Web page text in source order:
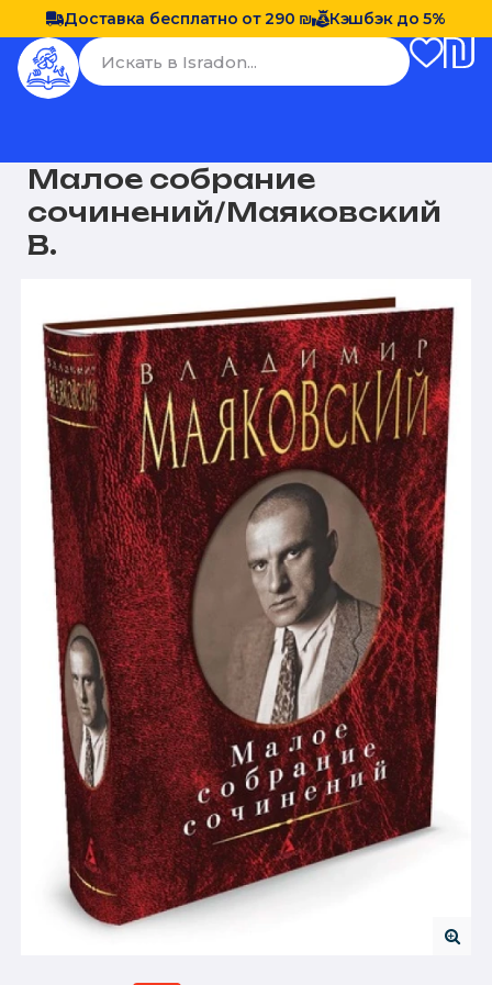
Доставка бесплатно от 290 ₪ Кэшбэк до 5%
Малое собрание
сочинений/Маяковский
В.